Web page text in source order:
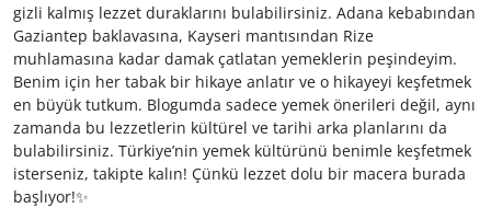
gizli kalmış lezzet duraklarını bulabilirsiniz. Adana kebabından
Gaziantep baklavasına, Kayseri mantısından Rize
muhlamasına kadar damak çatlatan yemeklerin peşindeyim.
Benim için her tabak bir hikaye anlatır ve o hikayeyi keşfetmek
en büyük tutkum. Blogumda sadece yemek önerileri değil, aynı
zamanda bu lezzetlerin kültürel ve tarihi arka planlarını da
bulabilirsiniz. Türkiye’nin yemek kültürünü benimle keşfetmek
isterseniz, takipte kalın! Çünkü lezzet dolu bir macera burada
başlıyor!✨